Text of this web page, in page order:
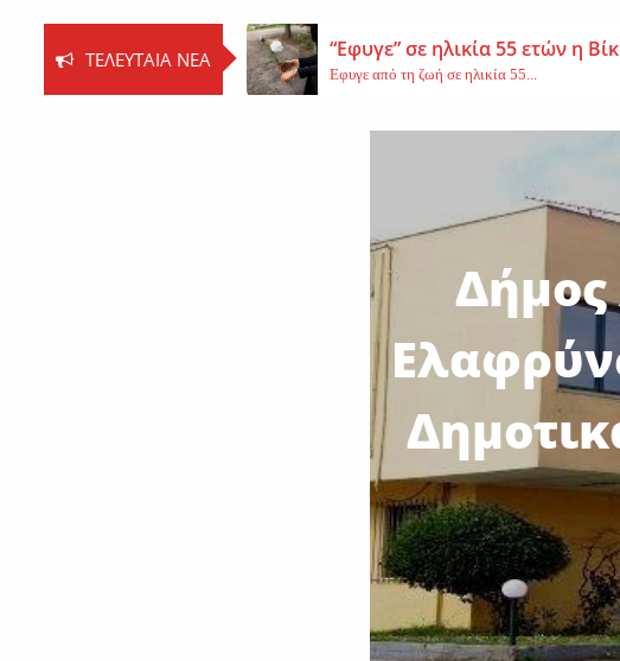
ΤΕΛΕΥΤΑΊΑ ΝΈΑ “Εφυγε” σε ηλικία 55 ετών η
Εφυγε από τη ζωή σε ηλικία 55...
Βοιωτία: Νεκρός ο 62χρονος
Εφυγε από τη ζωή η μοναχή
Εκοιμήθη η μοναχή Ευπραξία